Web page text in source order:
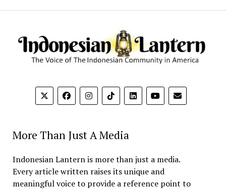
More Than Just A Media
Indonesian Lantern is more than just a media.
Every article written raises its unique and
meaningful voice to provide a reference point to